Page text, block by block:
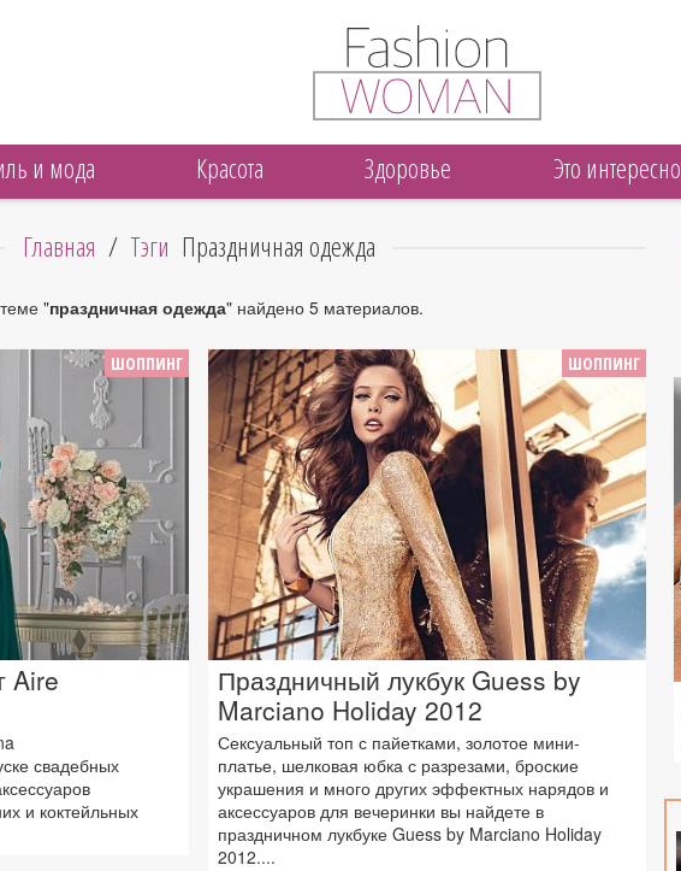
и мода Красота Здоровье Это интересно
Главная / Тэги Праздничная одежда
"праздничная одежда" найдено 5 материалов.
ШОППИНГ
Aire
свадебных
и коктейльных
ШОППИНГ
Праздничный лукбук Guess by
Marciano Holiday 2012
Сексуальный топ с пайетками, золотое мини-
платье, шелковая юбка с разрезами, броские
украшения и много других эффектных нарядов и
аксессуаров для вечеринки вы найдете в
праздничном лукбуке Guess by Marciano Holiday
2012....